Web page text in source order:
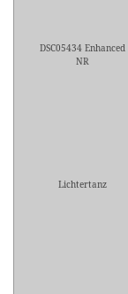
DSC05434 Enhanced
NR
Lichtertanz